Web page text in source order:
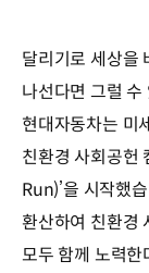
달리기로 세상을
나선다면 그럴
현대자동차는 미
친환경 사회공헌
Run)’을 시작했
환산하여 친환경
모두 함께 노력한